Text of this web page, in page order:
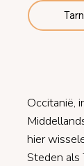
Tarn
Occitanië,
hier
Steden als